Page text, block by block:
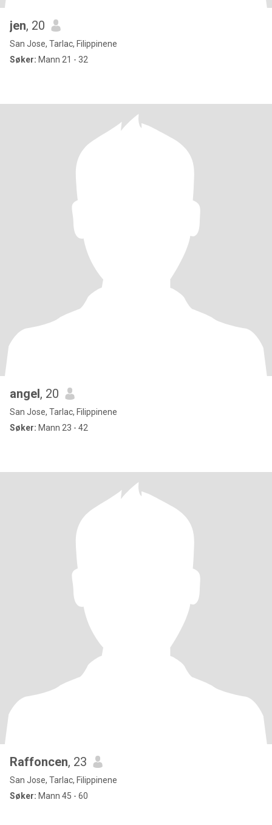
jen, 20
San Jose, Tarlac, Filippinene
Søker: Mann 21 - 32
angel, 20
San Jose, Tarlac, Filippinene
Søker: Mann 23 - 42
Raffoncen, 23
San Jose, Tarlac, Filippinene
Søker: Mann 45 - 60